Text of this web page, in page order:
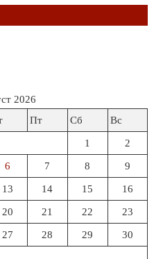
2026
Пт Сб Вс
1 2
6 7 8 9
13 14 15 16
20 21 22 23
27 28 29 30